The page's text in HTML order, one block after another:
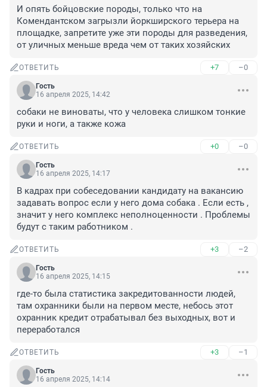
И опять бойцовские породы, только что на
Комендантском загрызли йоркширского терьера на
площадке, запретите уже эти породы для разведения,
от уличных меньше вреда чем от таких хозяйских
ОТВЕТИТЬ +7 –0
Гость
16 апреля 2025, 14:42
собаки не виноваты, что у человека слишком тонкие
руки и ноги, а также кожа
ОТВЕТИТЬ +0 –0
Гость
16 апреля 2025, 14:17
В кадрах при собеседовании кандидату на вакансию
задавать вопрос если у него дома собака . Если есть ,
значит у него комплекс неполноценности . Проблемы
будут с таким работником .
ОТВЕТИТЬ +3 –2
Гость
16 апреля 2025, 14:15
где-то была статистика закредитованности людей,
там охранники были на первом месте, небось этот
охранник кредит отрабатывал без выходных, вот и
переработался
ОТВЕТИТЬ +3 –1
Гость
16 апреля 2025, 14:14